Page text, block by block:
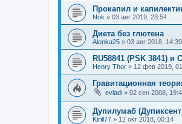
Прокапил и
Nok » 03 авг 2019, 23:54
Диета без глютена
Alenka25 » 03 авг 2018, 14:39
RU58841 (PSK 3841) и
Henry Thor » 12 фев 2019,
Гравитационная
evladi » 02 сен 2008,
Дупилумаб
Kirill77 » 12 окт 2018, 00:14